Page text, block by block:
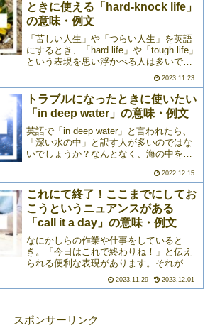
ときに使える「hard-knock life」
の意味・例文
「苦しい人生」や「つらい人生」を英語
にするとき、「hard life」や「tough life」
という表現を思い浮かべる人は多いでし
life」という言い回しがあるのを知ってい
ますか？ミュージカ>>>
2023.11.23
トラブルになったときに使いたい
「in deep water」の意味・例文
英語で「in deep water」と言われたら、
「深い水の中」と訳す人が多いのではな
いでしょうか？なんとなく、海の中を彷
は、この「in deep water」には他の意味
もあるんです。日常会話の中で使え>>>
2022.12.15
これにて終了！ここまでにしてお
こうというニュアンスがある
「call it a day」の意味・例文
なにかしらの作業や仕事をしていると
き。「今日はこれで終わりね！」と伝え
られる便利な表現があります。それが
「call it a day」。ただ終わり（やめ）に
するというより、「ここまでにしておこ
2023.11.29 2023.12.01
スポンサーリンク